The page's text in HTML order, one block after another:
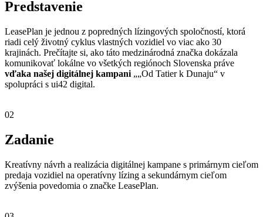
Predstavenie
LeasePlan je jednou z popredných lízingových spoločností, ktorá
riadi celý životný cyklus vlastných vozidiel vo viac ako 30
krajinách. Prečítajte si, ako táto medzinárodná značka dokázala
komunikovať lokálne vo všetkých regiónoch Slovenska práve
vďaka našej digitálnej kampani „„Od Tatier k Dunaju“ v
spolupráci s ui42 digital.
02
Zadanie
Kreatívny návrh a realizácia digitálnej kampane s primárnym cieľom
predaja vozidiel na operatívny lízing a sekundárnym cieľom
zvýšenia povedomia o značke LeasePlan.